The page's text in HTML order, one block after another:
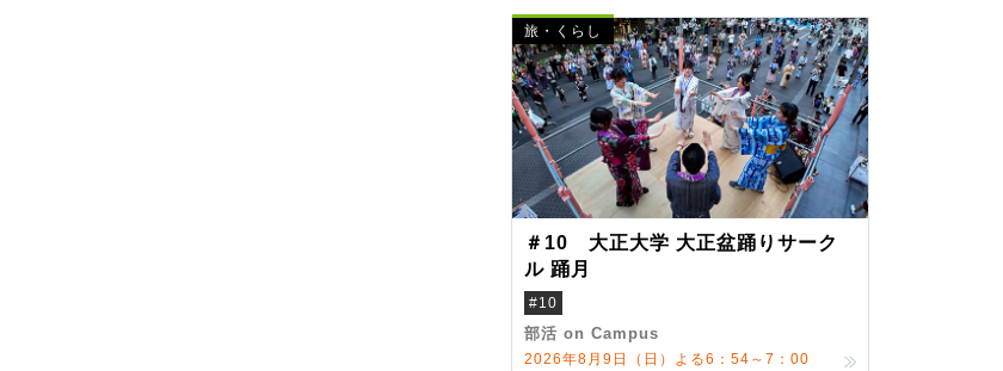
旅・くらし
＃10 大正大学 大正盆踊りサーク
ル 踊月
#10
部活 on Campus
2026年8月9日（日）よる6：54～7：00